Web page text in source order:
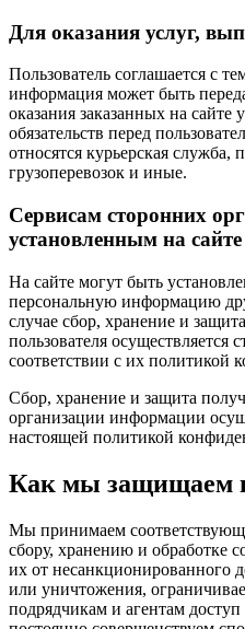
Для оказания услуг,
Пользователь соглашается с
информация может быть
оказания заказанных на
обязательств перед
относятся курьерская
грузоперевозок и иные.
Сервисам сторонних
установленным на сайте
На сайте могут быть
персональную информацию
случае сбор, хранение и
пользователя осуществляется
соответствии с их политикой
Сбор, хранение и защита
организации информации
настоящей политикой
Как мы защищаем
Мы принимаем
сбору, хранению и обработке
их от несанкционированного
или уничтожения,
подрядчикам и агентам